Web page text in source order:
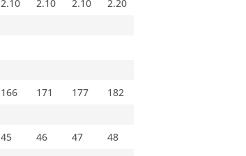
2.10 2.10 2.10
2.20
166 171 177
182
45 46 47
48